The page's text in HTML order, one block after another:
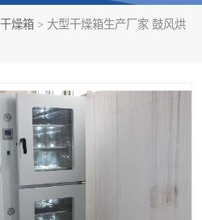
干燥箱 > 大型干燥箱生产厂家 鼓风烘